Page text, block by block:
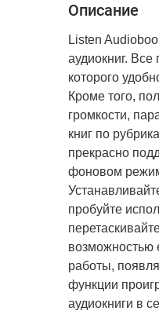
Описание
Listen
аудиокниг.
которого
Кроме того,
громкости,
книг по
прекрасно
фоновом
пробуйте
возможностью
работы,
функции
аудиокниги в